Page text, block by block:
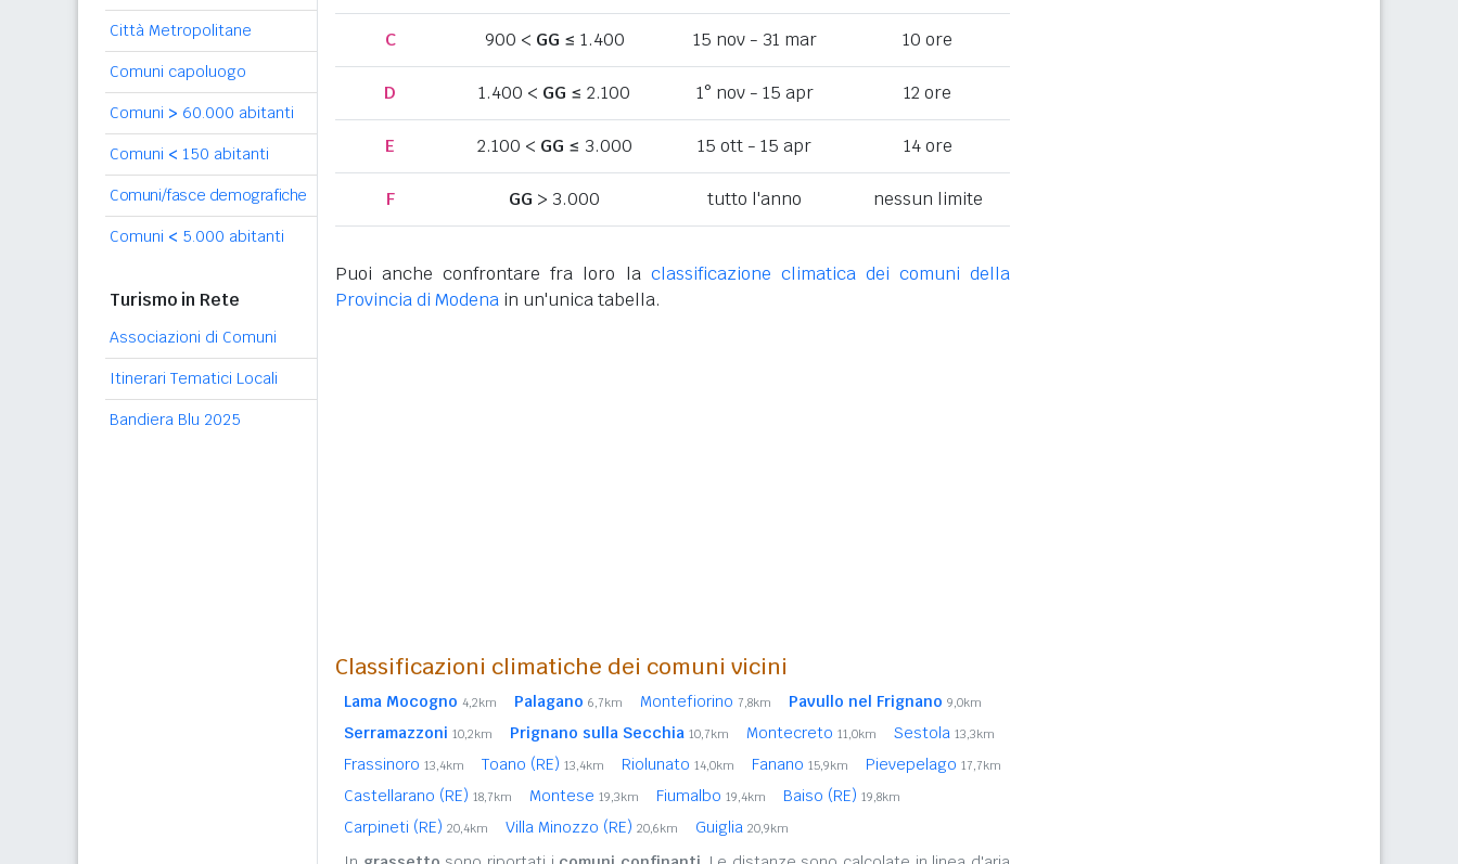
Città Metropolitane
Comuni capoluogo
Comuni > 60.000 abitanti
Comuni < 150 abitanti
Comuni/fasce demografiche
Comuni < 5.000 abitanti
Turismo in Rete
Associazioni di Comuni
Itinerari Tematici Locali
Bandiera Blu 2025
C 900 < GG ≤ 1.400 15 nov - 31 mar 10 ore
D 1.400 < GG ≤ 2.100 1° nov - 15 apr 12 ore
E 2.100 < GG ≤ 3.000 15 ott - 15 apr 14 ore
F GG > 3.000 tutto l'anno nessun limite
Puoi anche confrontare fra loro la classificazione climatica dei comuni della
Provincia di Modena in un'unica tabella.
Classificazioni climatiche dei comuni vicini
Lama Mocogno 4,2km Palagano 6,7km Montefiorino 7,8km Pavullo nel Frignano 9,0km
Serramazzoni 10,2km Prignano sulla Secchia 10,7km Montecreto 11,0km Sestola 13,3km
Frassinoro 13,4km Toano (RE) 13,4km Riolunato 14,0km Fanano 15,9km Pievepelago 17,7km
Castellarano (RE) 18,7km Montese 19,3km Fiumalbo 19,4km Baiso (RE) 19,8km
Carpineti (RE) 20,4km Villa Minozzo (RE) 20,6km Guiglia 20,9km